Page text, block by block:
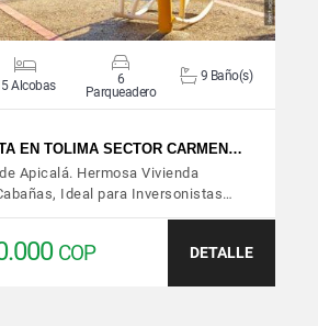
Alcobas
6
Parqueadero
9 Baño(s)
EN TOLIMA SECTOR CARMEN…
Apicalá. Hermosa Vivienda
Ideal para Inversonistas…
COP DETALLE